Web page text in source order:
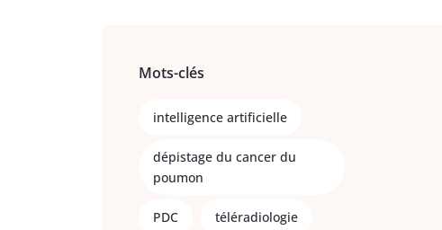
Mots-clés
intelligence artificielle
dépistage du cancer du
poumon
PDC téléradiologie